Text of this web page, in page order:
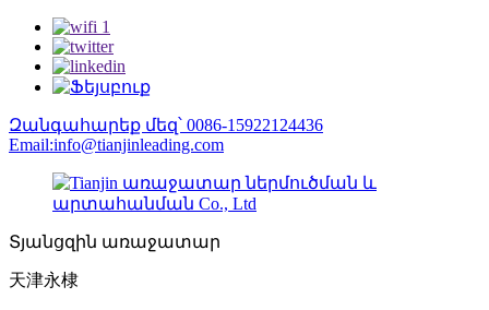
Զանգահարեք մեզ՝ 0086-15922124436
Email:info@tianjinleading.com
Տյանցզին առաջատար
天津永棣